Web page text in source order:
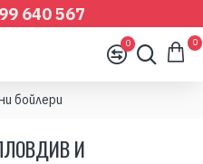
640 567
0 0
бойлери
И